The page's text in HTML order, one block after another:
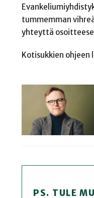
tummemman
yhteyttä
Kotisukkien ohjeen
PS. TULE